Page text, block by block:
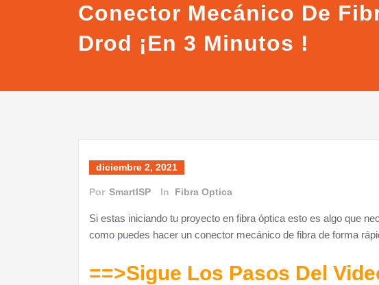
Conector Mecánico De
Drod ¡En 3 Minutos !
diciembre 2, 2021
Por SmartISP In Fibra Optica
Si estas iniciando tu proyecto en fibra óptica esto es algo que
como puedes hacer un conector mecánico de fibra de forma
==>Sigue Los Pasos Del